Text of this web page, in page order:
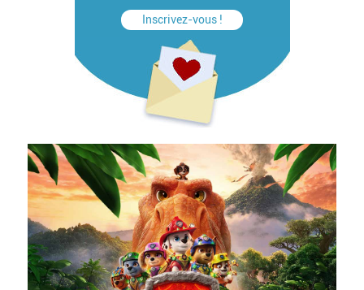
Inscrivez-vous !